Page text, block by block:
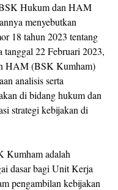
Hukum dan HAM
menyebutkan
18 tahun 2023 tentang
tanggal 22 Februari 2023,
HAM (BSK Kumham)
analisis serta
di bidang hukum dan
strategi kebijakan di
Kumham adalah
dasar bagi Unit Kerja
pengambilan kebijakan